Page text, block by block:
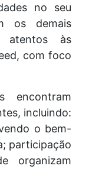
no seu
os demais
atentos às
com foco
encontram
incluindo:
o bem-
participação
organizam